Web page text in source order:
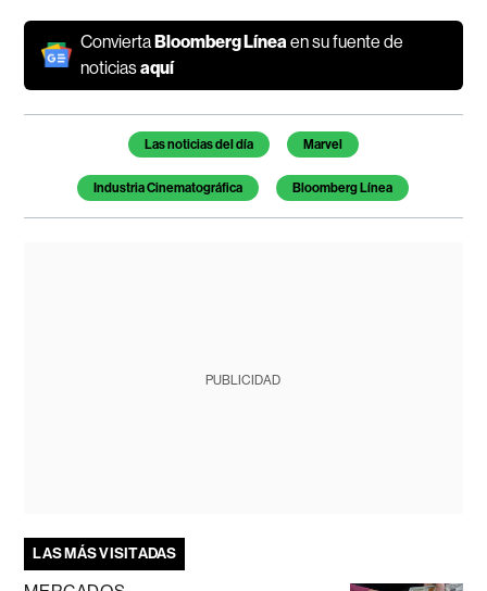
ConviertaBloomberg Línea en su fuente de
noticiasaquí
Temas de este artículo
Las noticias del día Marvel
Industria Cinematográfica Bloomberg Línea
PUBLICIDAD
LAS MÁS VISITADAS